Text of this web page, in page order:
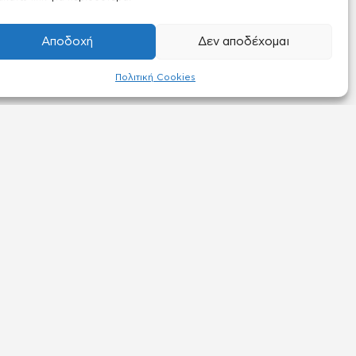
Αποδοχή Δεν αποδέχομαι
Πολιτική Cookies